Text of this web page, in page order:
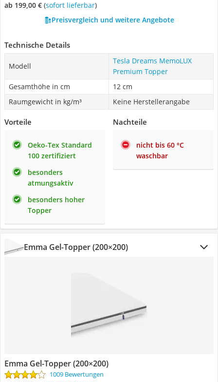
ab 199,00 € ( Sofort lieferbar)
Preisvergleich und weitere Angebote
Technische Details
Modell
Tesla Dreams MemoLUX
Premium Topper
Gesamthöhe in cm
12 cm
Raumgewicht in kg/m³
Keine Herstellerangabe
Vorteile
Oeko-Tex Standard
100 zertifiziert
besonders
atmungsaktiv
besonders hoher
Topper
Nachteile
nicht bis 60 °C
waschbar
Emma Gel-Topper (200×200)
Emma Gel-Topper (200×200)
1009 Bewertungen